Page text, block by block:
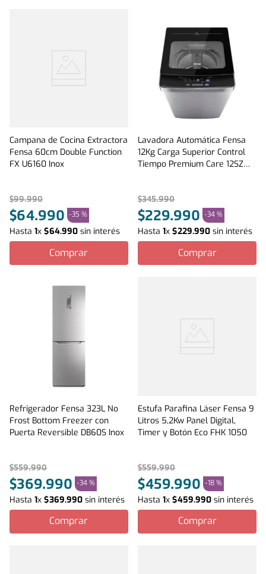
Campana de Cocina Extractora
Fensa 60cm Double Function
FX U6160 Inox
$99.990
$64.990 -35 %
Hasta 1x $64.990 sin interés
Comprar
Lavadora Automática Fensa
12Kg Carga Superior Control
Tiempo Premium Care 12SZ
$345.990
$229.990 -34 %
Hasta1x$229.990 sin interés
Comprar
Refrigerador Fensa 323L No
Frost Bottom Freezer con
Puerta Reversible DB60S Inox
$559.990
$369.990 -34 %
Hasta 1x $369.990 sin interés
Comprar
Estufa Parafina Láser Fensa 9
Litros 5,2Kw Panel Digital,
Timer y Botón Eco FHK 1050
$559.990
$459.990 -18 %
Hasta1x$459.990 sin interés
Comprar